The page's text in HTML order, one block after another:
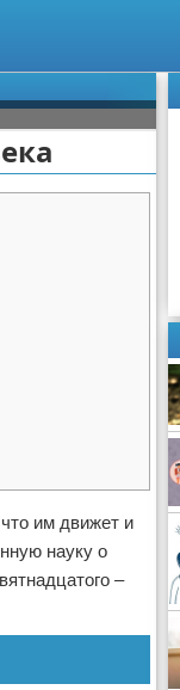
им движет и
науку о
–